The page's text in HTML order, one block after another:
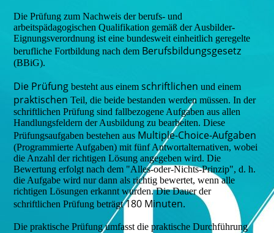
Die Prüfung zum Nachweis der berufs- und
arbeitspädagogischen Qualifikation gemäß der Ausbilder-
Eignungsverordnung ist eine bundesweit einheitlich geregelte
berufliche Fortbildung nach dem Berufsbildungsgesetz
(BBiG).
Die Prüfung besteht aus einemschriftlichen und einem
praktischenTeil, die beide bestanden werden müssen. In der
schriftlichen Prüfung sind fallbezogene Aufgaben aus allen
Handlungsfeldern der Ausbildung zu bearbeiten. Diese
Prüfungsaufgaben bestehen aus Multiple-Choice-Aufgaben
(Programmierte Aufgaben) mit fünf Antwortalternativen, wobei
die Anzahl der richtigen Lösung angegeben wird. Die
Bewertung erfolgt nach dem "Alles-oder-Nichts-Prinzip", d. h.
die Aufgabe wird nur dann als richtig bewertet, wenn alle
richtigen Lösungen erkannt wurden. Die Dauer der
schriftlichen Prüfung beträgt180 Minuten.
Die praktische Prüfung umfasst die praktische Durchführung